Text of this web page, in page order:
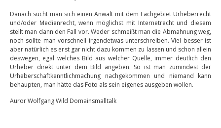
Danach sucht man sich einen Anwalt mit dem Fachgebiet Urheberrecht
und/oder Medienrecht, wenn möglichst mit Internetrecht und diesem
stellt man dann den Fall vor. Weder schmeißt man die Abmahnung weg,
noch sollte man vorschnell irgendetwas unterschreiben. Viel besser ist
aber natürlich es erst gar nicht dazu kommen zu lassen und schon allein
deswegen, egal welches Bild aus welcher Quelle, immer deutlich den
Urheber direkt unter dem Bild angeben. So ist man zumindest der
Urheberschaftkenntlichmachung nachgekommen und niemand kann
behaupten, man hätte das Foto als sein eigenes ausgeben wollen.
Auror Wolfgang Wild Domainsmalltalk